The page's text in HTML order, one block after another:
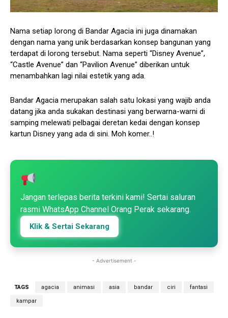
Nama setiap lorong di Bandar Agacia ini juga dinamakan
dengan nama yang unik berdasarkan konsep bangunan yang
terdapat di lorong tersebut. Nama seperti “Disney Avenue”,
“Castle Avenue” dan “Pavilion Avenue” diberikan untuk
menambahkan lagi nilai estetik yang ada.
Bandar Agacia merupakan salah satu lokasi yang wajib anda
datang jika anda sukakan destinasi yang berwarna-warni di
samping melewati pelbagai deretan kedai dengan konsep
kartun Disney yang ada di sini. Moh komer..!
Jangan terlepas berita terkini kami! Sertai saluran
rasmi WhatsApp Channel Orang Perak sekarang.
Klik & Sertai Sekarang
- Advertisement -
TAGS agacia animasi asia bandar ciri fantasi
kampar